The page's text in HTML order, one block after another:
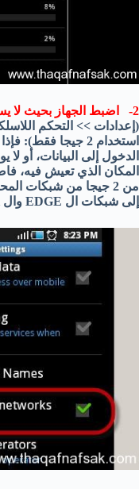
2- اضبط الجهاز بحيث لا يستهلك أكثر من 2 جيجا من الشبكة:
(إعدادات >> التحكم
استخدام 2 جيجا
المكان الذي تعيش فيه،
من 2 جيجا من شبكات
إلى شبكات ال EDGE وال WiFi إذا أردت.